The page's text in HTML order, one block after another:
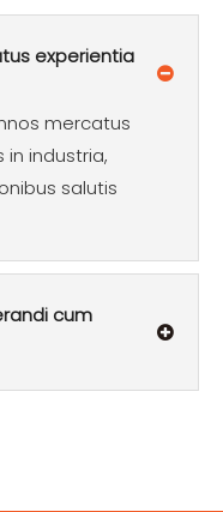
experientia
mercatus
industria,
salutis
cum